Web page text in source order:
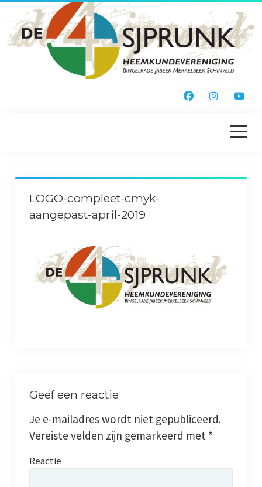
menu
openen
Home
Kieke Noa Vreuger
Webshop
Jaarboeken
Bingelrade
Wat publiceerden de kranten over onze kernen
Foto en film
LOGO-compleet-cmyk-
aangepast-april-2019
Geef een reactie
Je e-mailadres wordt niet gepubliceerd.
Vereiste velden zijn gemarkeerd met *
Reactie